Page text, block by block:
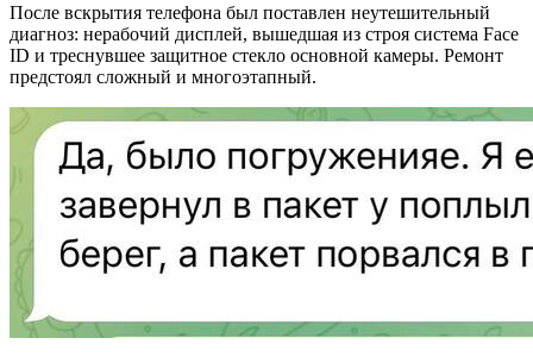
После вскрытия телефона был поставлен неутешительный
диагноз: нерабочий дисплей, вышедшая из строя система Face
ID и треснувшее защитное стекло основной камеры. Ремонт
предстоял сложный и многоэтапный.